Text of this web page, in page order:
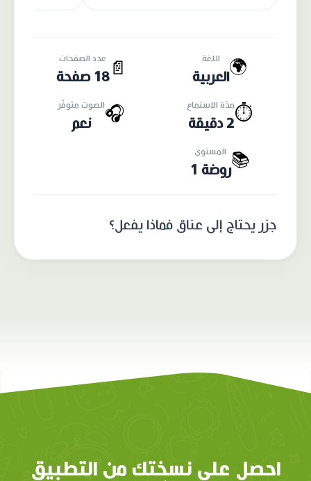
🌍 اللغة
العربية 📄
عدد الصفحات
18 صفحة
⏱️مدّة الاستماع
2 دقيقة
🎧الصوت متوفّر
نعم
📚 المستوى
روضة 1
جزر يحتاج إلى عناق فماذا يفعل؟
احصل على نسختك من التطبيق